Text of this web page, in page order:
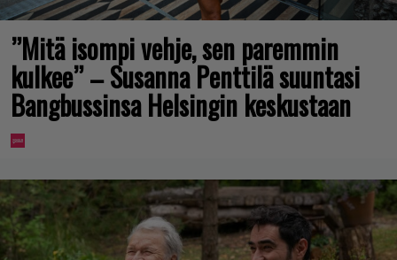
”Mitä isompi vehje, sen paremmin
kulkee” – Susanna Penttilä suuntasi
Bangbussinsa Helsingin keskustaan